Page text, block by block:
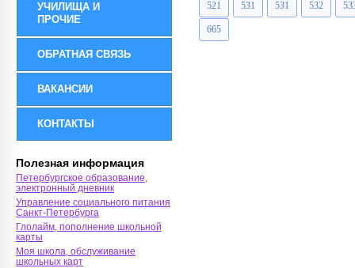
УЧИЛИЩА И
ПРОЧИЕ
ОБРАТНАЯ СВЯЗЬ
ВАКАНСИИ
КОНТАКТЫ
Полезная информация
Петербургское образование,
электронный дневник
Управление социального питания
Санкт-Петербурга
Глолайм, пополнение школьной
карты
Моя школа, обслуживание
школьных карт
521 531 531 532
665